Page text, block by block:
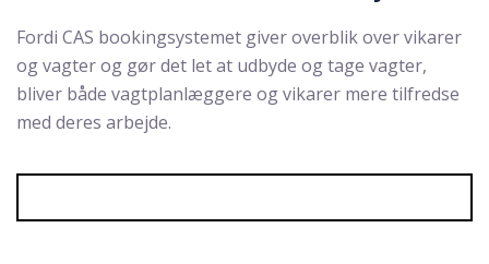
Fordi CAS bookingsystemet giver overblik over vikarer
og vagter og gør det let at udbyde og tage vagter,
bliver både vagtplanlæggere og vikarer mere tilfredse
med deres arbejde.